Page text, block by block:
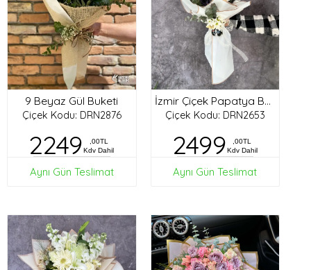
9 Beyaz Gül Buketi
Çiçek Kodu: DRN2876
2249
,00TL
Kdv Dahil
Aynı Gün Teslimat
İzmir Çiçek Papatya Buketi
Çiçek Kodu: DRN2653
2499
,00TL
Kdv Dahil
Aynı Gün Teslimat